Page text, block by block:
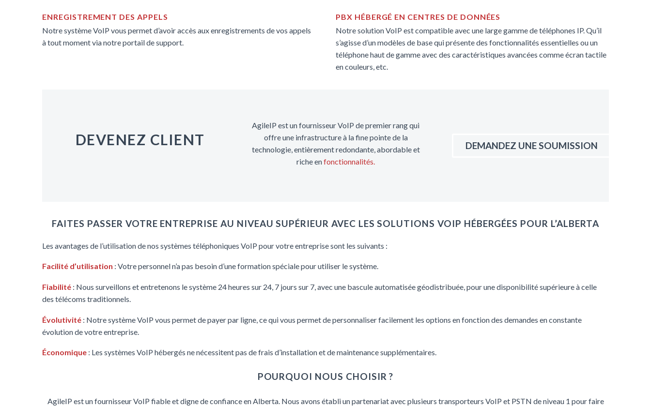
ENREGISTREMENT DES APPELS
Notre système VoIP vous permet d’avoir accès aux enregistrements de vos appels
à tout moment via notre portail de support.
PBX HÉBERGÉ EN CENTRES DE DONNÉES
Notre solution VoIP est compatible avec une large gamme de téléphones IP. Qu’il
s’agisse d’un modèles de base qui présente des fonctionnalités essentielles ou un
téléphone haut de gamme avec des caractéristiques avancées comme écran tactile
en couleurs, etc.
DEVENEZ CLIENT
AgileIP est un fournisseur VoIP de premier rang qui
offre une infrastructure à la fine pointe de la
technologie, entièrement redondante, abordable et
riche enfonctionnalités.
DEMANDEZ UNE SOUMISSION
FAITES PASSER VOTRE ENTREPRISE AU NIVEAU SUPÉRIEUR AVEC LES SOLUTIONS VOIP HÉBERGÉES POUR L’ALBERTA
Les avantages de l’utilisation de nos systèmes téléphoniques VoIP pour votre entreprise sont les suivants :
Facilité d’utilisation : Votre personnel n’a pas besoin d’une formation spéciale pour utiliser le système.
Fiabilité : Nous surveillons et entretenons le système 24 heures sur 24, 7 jours sur 7, avec une bascule automatisée géodistribuée, pour une disponibilité supérieure à celle
des télécoms traditionnels.
Évolutivité : Notre système VoIP vous permet de payer par ligne, ce qui vous permet de personnaliser facilement les options en fonction des demandes en constante
évolution de votre entreprise.
Économique : Les systèmes VoIP hébergés ne nécessitent pas de frais d’installation et de maintenance supplémentaires.
POURQUOI NOUS CHOISIR ?
AgileIP est un fournisseur VoIP fiable et digne de confiance en Alberta. Nous avons établi un partenariat avec plusieurs transporteurs VoIP et PSTN de niveau 1 pour faire